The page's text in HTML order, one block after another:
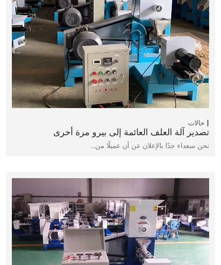
حالات
تصدير آلة العلف العائمة إلى بيرو مرة أخرى
نحن سعداء جدًا بالإعلان عن أن عميلًا من…